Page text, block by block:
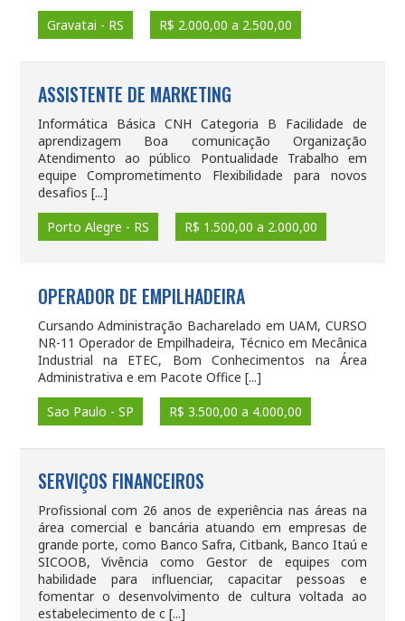
Gravatai - RS
R$ 2.000,00 a 2.500,00
ASSISTENTE DE MARKETING
Informática Básica CNH Categoria B Facilidade de
aprendizagem Boa comunicação Organização
Atendimento ao público Pontualidade Trabalho em
equipe Comprometimento Flexibilidade para novos
desafios [...]
Porto Alegre - RS
R$ 1.500,00 a 2.000,00
OPERADOR DE EMPILHADEIRA
Cursando Administração Bacharelado em UAM, CURSO
NR-11 Operador de Empilhadeira, Técnico em Mecânica
Industrial na ETEC, Bom Conhecimentos na Área
Administrativa e em Pacote Office [...]
Sao Paulo - SP
R$ 3.500,00 a 4.000,00
SERVIÇOS FINANCEIROS
Profissional com 26 anos de experiência nas áreas na
área comercial e bancária atuando em empresas de
grande porte, como Banco Safra, Citbank, Banco Itaú e
SICOOB, Vivência como Gestor de equipes com
habilidade para influenciar, capacitar pessoas e
fomentar o desenvolvimento de cultura voltada ao
estabelecimento de c [...]